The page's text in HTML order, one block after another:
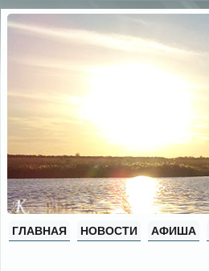
ГЛАВНАЯ НОВОСТИ АФИША